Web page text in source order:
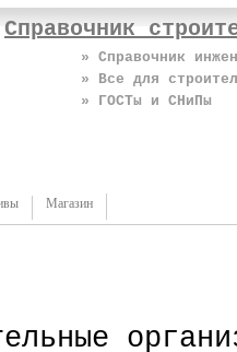
Справочник
» Справочник
» Все для
» ГОСТы и СНиПы
Магазин